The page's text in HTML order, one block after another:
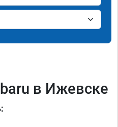
в Ижевске